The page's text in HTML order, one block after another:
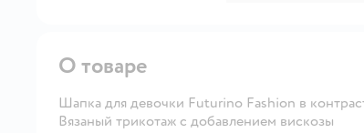
О товаре
Шапка для девочки Futurino Fashion в
Вязаный трикотаж с добавлением вискозы